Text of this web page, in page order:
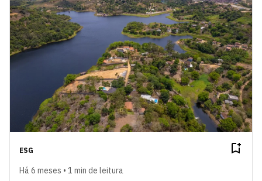
ESG
Há 6 meses • 1 min de leitura